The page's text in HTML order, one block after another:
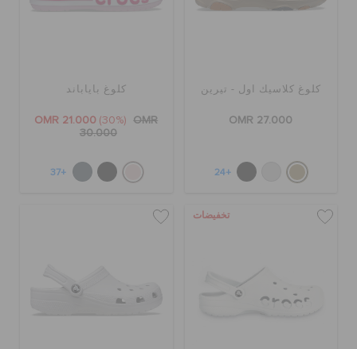
كلوغ كلاسيك اول - تيرين
OMR 27.000
+24
كلوغ باياباند
OMR 21.000 (30%)
OMR
30.000
+37
تخفيضات